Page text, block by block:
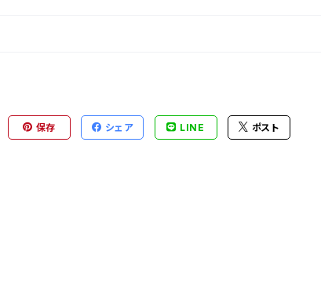
保存 シェア LINE ポスト